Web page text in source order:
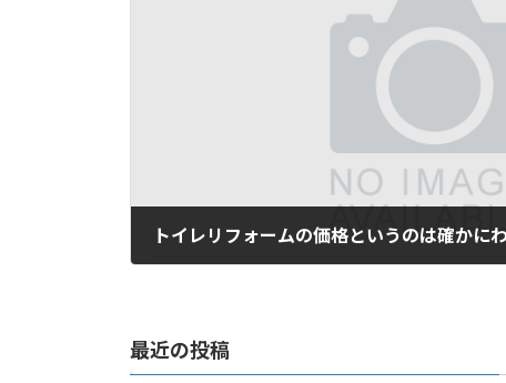
トイレリフォームの価格というのは確かに
最近の投稿